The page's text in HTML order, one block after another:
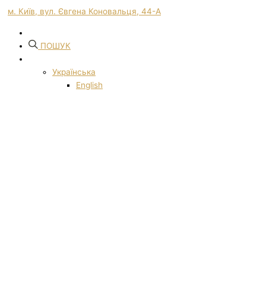
м. Київ, вул. Євгена Коновальця, 44-А
ПОШУК
Українська
English